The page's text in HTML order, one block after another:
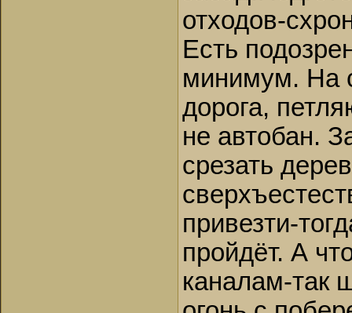
отходов-
Есть
минимум. На
дорога,
не автобан.
срезать
привезти-
пройдёт. А
каналам-так